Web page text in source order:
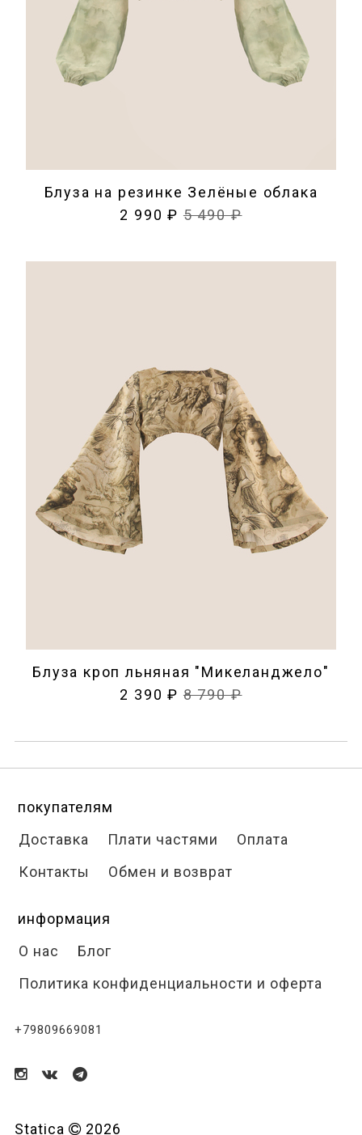
Блуза на резинке Зелёные облака
2 990 ₽ 5 490 ₽
Блуза кроп льняная "Микеланджело"
2 390 ₽ 8 790 ₽
покупателям
Доставка
Плати частями
Оплата
Контакты
Обмен и возврат
информация
О нас
Блог
Политика конфиденциальности и оферта
+79809669081
Statica 2026